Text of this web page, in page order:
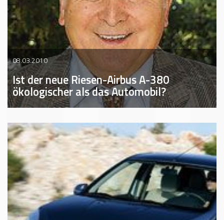
08.03.2010
Ist der neue Riesen-Airbus A-380
ökologischer als das Automobil?